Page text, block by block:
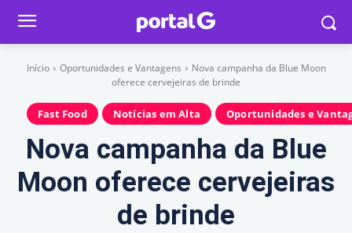
Início Oportunidades e Vantagens
Nova campanha da Blue Moon
oferece cervejeiras de brinde
Fast Food Notícias em Alta Oportunidades e
Nova campanha da Blue
Moon oferece cervejeiras
de brinde